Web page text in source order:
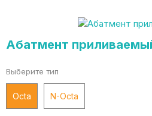
Абатмент
Выберите тип
Octa N-Octa